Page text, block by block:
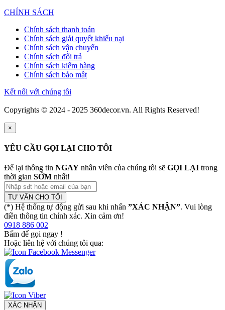
CHÍNH SÁCH
Chính sách thanh toán
Chính sách giải quyết khiếu nại
Chính sách vận chuyển
Chính sách đổi trả
Chính sách kiểm hàng
Chính sách bảo mật
Kết nối với chúng tôi
Copyrights © 2024 - 2025 360decor.vn. All Rights Reserved!
×
YÊU CẦU GỌI LẠI CHO TÔI
Để lại thông tin NGAY nhân viên của chúng tôi sẽ GỌI LẠI trong
thời gian SỚM nhất!
TƯ VẤN CHO TÔI
(*) Hệ thống tự động gửi sau khi nhấn ”XÁC NHẬN”. Vui lòng
điền thông tin chính xác. Xin cảm ơn!
0918 886 002
Bấm để gọi ngay !
Hoặc liên hệ với chúng tôi qua:
XÁC NHẬN